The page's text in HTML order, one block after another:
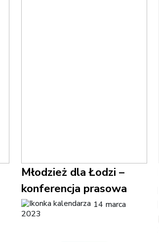
Młodzież dla Łodzi –
konferencja prasowa
14 marca
2023